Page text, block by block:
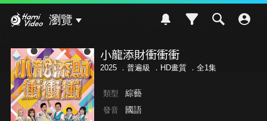
瀏覽
小龍添財衝衝衝
2025 ． 普遍級 ．HD畫質 ．全1集
類型 綜藝
發音 國語